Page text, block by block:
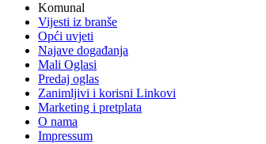
Komunal
Vijesti iz branše
Opći uvjeti
Najave događanja
Mali Oglasi
Predaj oglas
Zanimljivi i korisni Linkovi
Marketing i pretplata
O nama
Impressum